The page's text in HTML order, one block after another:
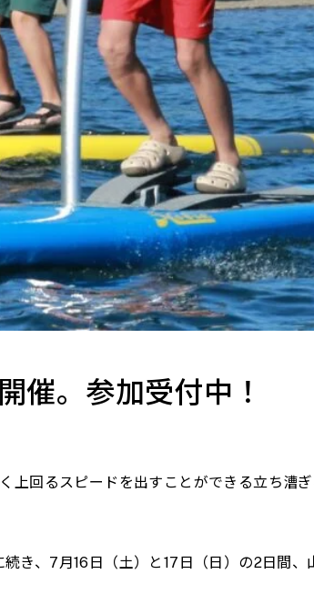
催。参加受付中！
回るスピードを出すことができる立ち漕
き、7月16日（土）と17日（日）の2日間